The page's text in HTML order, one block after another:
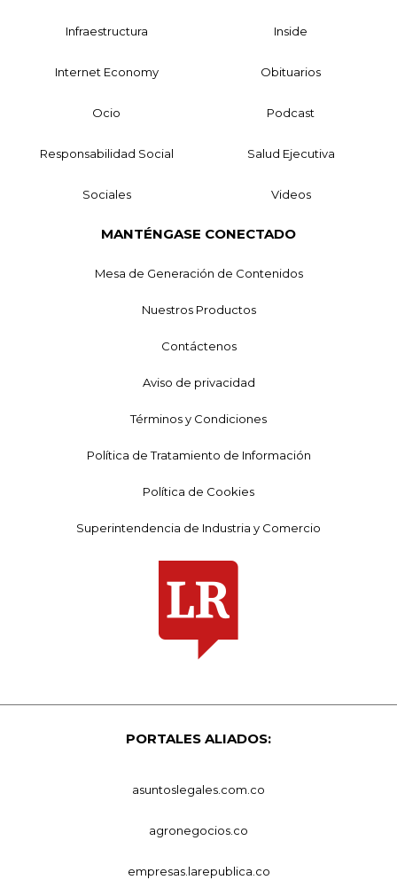
Infraestructura Inside
Internet Economy Obituarios
Ocio Podcast
Responsabilidad Social Salud Ejecutiva
Sociales Videos
MANTÉNGASE CONECTADO
Mesa de Generación de Contenidos
Nuestros Productos
Contáctenos
Aviso de privacidad
Términos y Condiciones
Política de Tratamiento de Información
Política de Cookies
Superintendencia de Industria y Comercio
PORTALES ALIADOS:
asuntoslegales.com.co
agronegocios.co
empresas.larepublica.co